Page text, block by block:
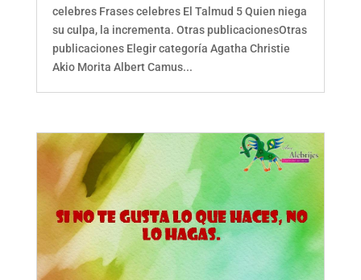
celebres Frases celebres El Talmud 5 Quien niega
su culpa, la incrementa. Otras publicacionesOtras
publicaciones Elegir categoría Agatha Christie
Akio Morita Albert Camus...